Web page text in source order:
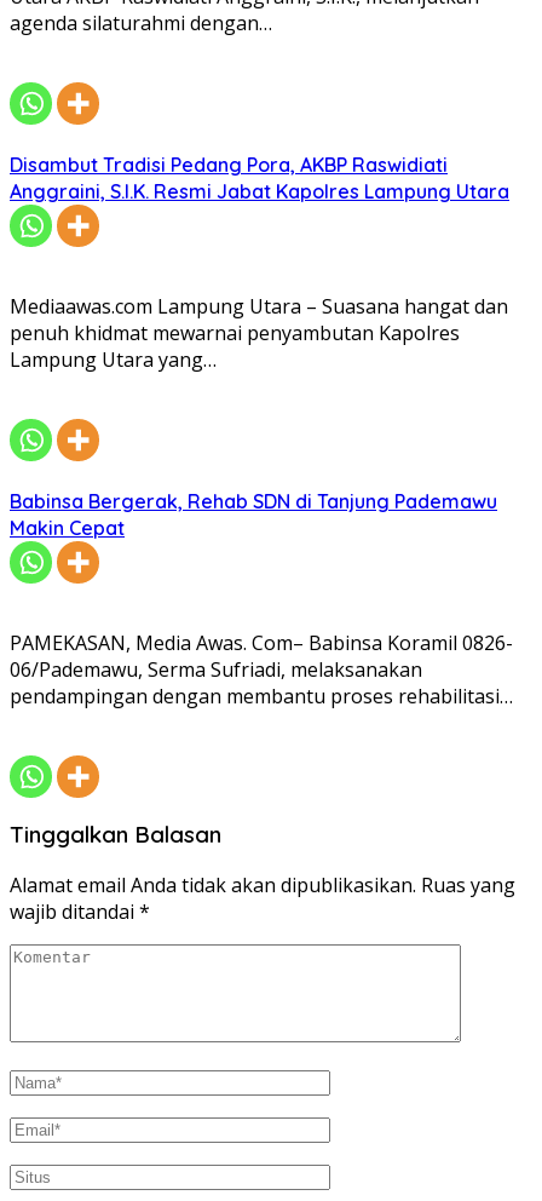
agenda silaturahmi dengan…
Disambut Tradisi Pedang Pora, AKBP Raswidiati
Anggraini, S.I.K. Resmi Jabat Kapolres Lampung Utara
Mediaawas.com Lampung Utara – Suasana hangat dan
penuh khidmat mewarnai penyambutan Kapolres
Lampung Utara yang…
Babinsa Bergerak, Rehab SDN di Tanjung Pademawu
Makin Cepat
PAMEKASAN, Media Awas. Com– Babinsa Koramil 0826-
06/Pademawu, Serma Sufriadi, melaksanakan
pendampingan dengan membantu proses rehabilitasi…
Tinggalkan Balasan
Alamat email Anda tidak akan dipublikasikan. Ruas yang
wajib ditandai *